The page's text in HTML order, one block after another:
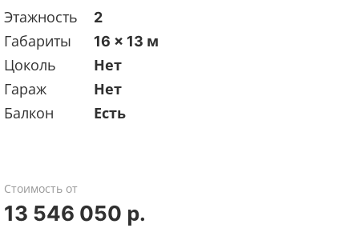
Этажность
2
Габариты
16 x 13 м
Цоколь
Нет
Гараж
Нет
Балкон
Есть
Стоимость от
13 546 050 р.